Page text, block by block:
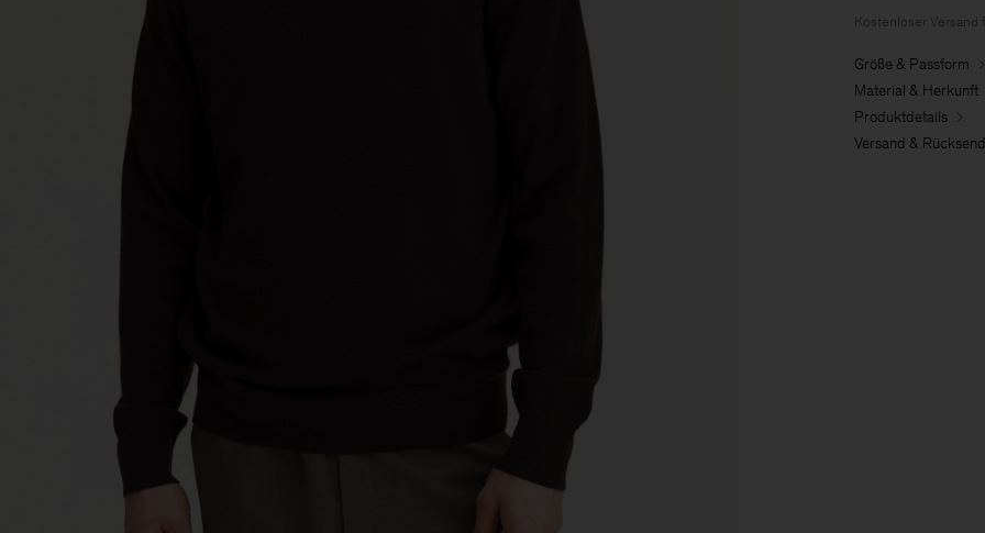
Kostenloser Versand
Größe & Passform
Material & Herkunft
Produktdetails
Versand &